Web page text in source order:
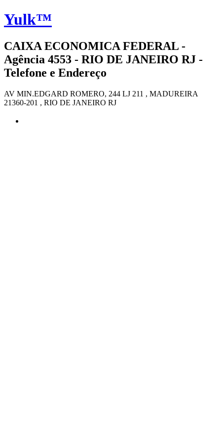
Yulk™
CAIXA ECONOMICA FEDERAL -
Agência 4553 - RIO DE JANEIRO RJ -
Telefone e Endereço
AV MIN.EDGARD ROMERO, 244 LJ 211 , MADUREIRA
21360-201 , RIO DE JANEIRO RJ